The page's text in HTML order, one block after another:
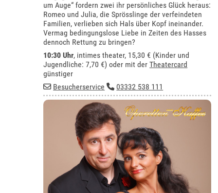
um Auge“ fordern zwei ihr persönliches Glück heraus:
Romeo und Julia, die Sprösslinge der verfeindeten
Familien, verlieben sich Hals über Kopf ineinander.
Vermag bedingungslose Liebe in Zeiten des Hasses
dennoch Rettung zu bringen?
10:30 Uhr, intimes theater, 15,30 € (Kinder und
Jugendliche: 7,70 €) oder mit derTheatercard
günstiger
Besucherservice
03332 538 111